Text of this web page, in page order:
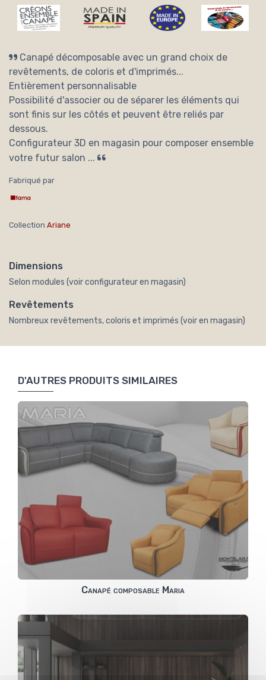
Canapé décomposable avec un grand choix de
revêtements, de coloris et d'imprimés...
Entièrement personnalisable
Possibilité d'associer ou de séparer les éléments qui
sont finis sur les côtés et peuvent être reliés par
dessous.
Configurateur 3D en magasin pour composer ensemble
votre futur salon ...
Fabriqué par
Collection Ariane
Dimensions
Selon modules (voir configurateur en magasin)
Revêtements
Nombreux revêtements, coloris et imprimés (voir en magasin)
D'AUTRES PRODUITS SIMILAIRES
Canapé composable Maria